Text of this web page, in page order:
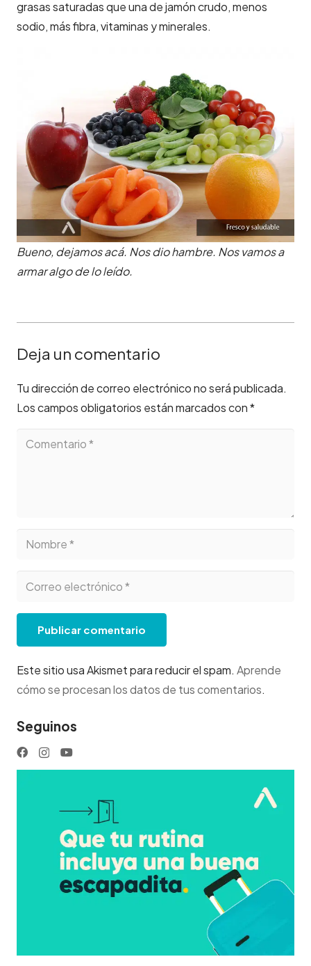
grasas saturadas que una de jamón crudo, menos
sodio, más fibra, vitaminas y minerales.
Bueno, dejamos acá. Nos dio hambre. Nos vamos a
armar algo de lo leído.
Deja un comentario
Tu dirección de correo electrónico no será publicada.
Los campos obligatorios están marcados con*
Publicar comentario
Este sitio usa Akismet para reducir el spam. Aprende
cómo se procesan los datos de tus comentarios.
Seguinos